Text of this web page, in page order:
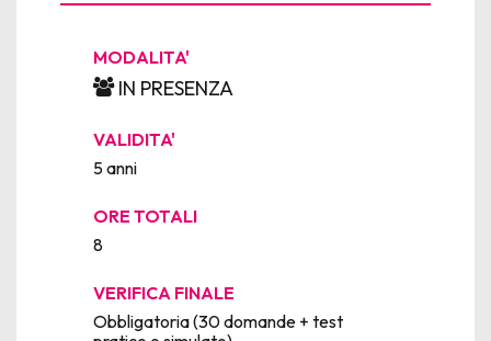
MODALITA'
IN PRESENZA
VALIDITA'
5 anni
ORE TOTALI
8
VERIFICA FINALE
Obbligatoria (30 domande + test